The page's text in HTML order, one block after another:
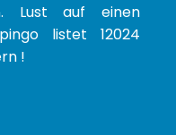
Lust auf einen
listet 12024
!